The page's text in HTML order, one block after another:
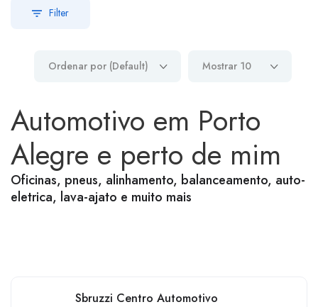
Filter
Ordenar por (Default) Mostrar 10
Automotivo em Porto
Alegre e perto de mim
Oficinas, pneus, alinhamento, balanceamento, auto-
eletrica, lava-ajato e muito mais
Sbruzzi Centro Automotivo